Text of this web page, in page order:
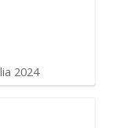
2024